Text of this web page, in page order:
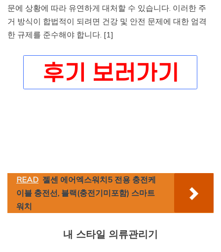
문에 상황에 따라 유연하게 대처할 수 있습니다. 이러한 주
거 방식이 합법적이 되려면 건강 및 안전 문제에 대한 엄격
한 규제를 준수해야 합니다. [1]
READ 젤센 에어엑스워치5 전용 충전케
이블 충전선, 블랙(충전기미포함) 스마트
워치
내 스타일 의류관리기